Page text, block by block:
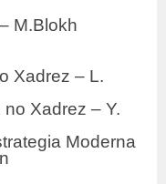
M.Blokh
Xadrez – L.
Xadrez – Y.
Moderna